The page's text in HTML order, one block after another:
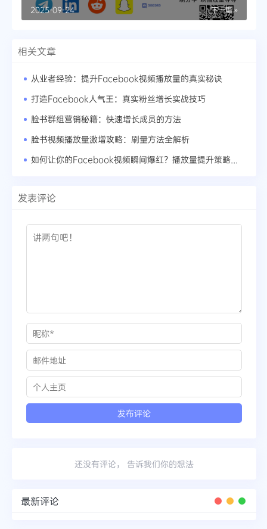
下一篇 »
2025-09-24
相关文章
从业者经验：提升Facebook视频播放量的真实秘诀
打造Facebook人气王：真实粉丝增长实战技巧
脸书群组营销秘籍：快速增长成员的方法
脸书视频播放量激增攻略：刷量方法全解析
发表评论
还没有评论， 告诉我们你的想法
最新评论